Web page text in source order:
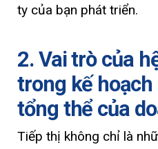
ty của bạn phát triển.
2. Vai trò của
trong kế
tổng thể của
Tiếp thị không chỉ là